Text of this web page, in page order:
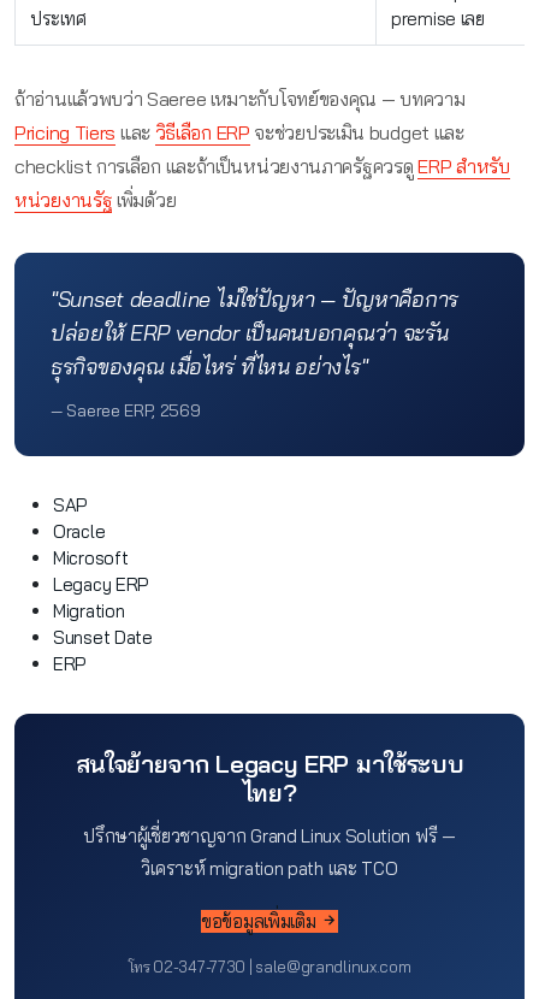
ประเทศ
premise เลย
ถ้าอ่านแล้วพบว่า Saeree เหมาะกับโจทย์ของคุณ — บทความ
Pricing Tiers และ วิธีเลือก ERP จะช่วยประเมิน budget และ
checklist การเลือก และถ้าเป็นหน่วยงานภาครัฐควรดูERP สำหรับ
หน่วยงานรัฐ เพิ่มด้วย
"Sunset deadline ไม่ใช่ปัญหา — ปัญหาคือการ
ปล่อยให้ ERP vendor เป็นคนบอกคุณว่า จะรัน
ธุรกิจของคุณ เมื่อไหร่ ที่ไหน อย่างไร"
— Saeree ERP, 2569
SAP
Oracle
Microsoft
Legacy ERP
Migration
Sunset Date
ERP
สนใจย้ายจาก Legacy ERP มาใช้ระบบ
ไทย?
ปรึกษาผู้เชี่ยวชาญจาก Grand Linux Solution ฟรี —
วิเคราะห์ migration path และ TCO
ขอข้อมูลเพิ่มเติม
โทร 02-347-7730 | sale@grandlinux.com